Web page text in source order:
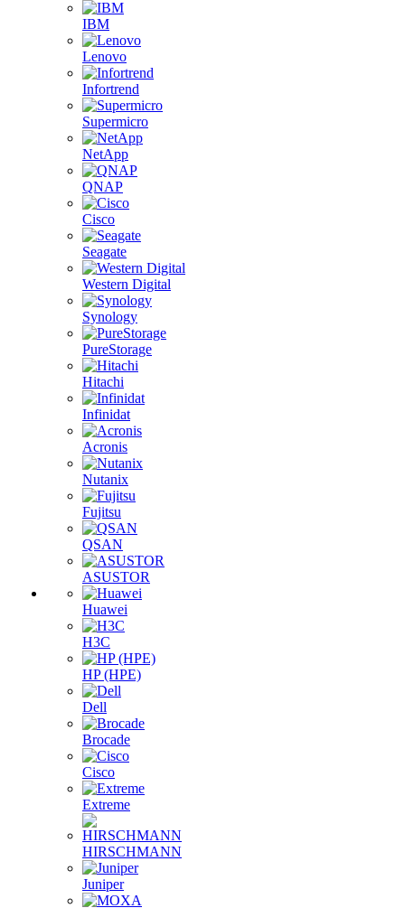
IBM
Lenovo
Infortrend
Supermicro
NetApp
QNAP
Cisco
Seagate
Western Digital
Synology
PureStorage
Hitachi
Infinidat
Acronis
Nutanix
Fujitsu
QSAN
ASUSTOR
Huawei
H3C
HP (HPE)
Dell
Brocade
Cisco
Extreme
HIRSCHMANN
Juniper